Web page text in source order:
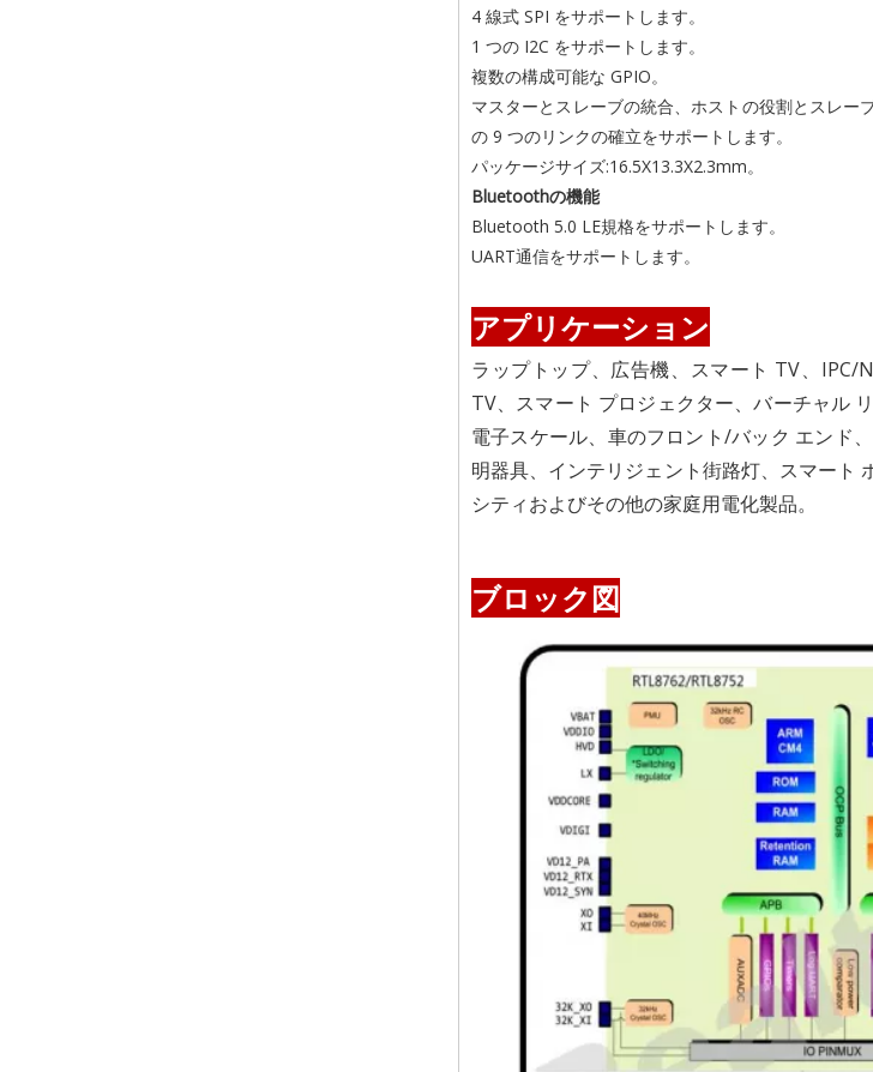
4 線式 SPI をサポートします。
1 つの I2C をサポートします。
複数の構成可能な GPIO。
マスターとスレーブの統合、ホストの役割とスレ
の 9 つのリンクの確立をサポートします。
パッケージサイズ:16.5X13.3X2.3mm。
Bluetoothの機能
Bluetooth 5.0 LE規格をサポートします。
UART通信をサポートします。
アプリケーション
ラップトップ、広告機、スマート TV、IPC/
TV、スマート プロジェクター、バーチャル
電子スケール、車のフロント/バック エンド
明器具、インテリジェント街路灯、スマート
シティおよびその他の家庭用電化製品。
ブロック図